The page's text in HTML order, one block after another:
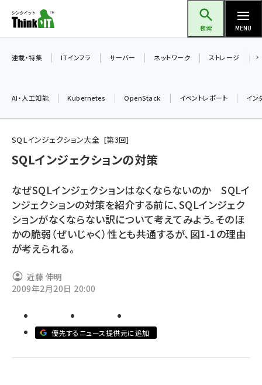
ン
ツ
検索 MENU
加藤銘のチーム貢献～仲間と築いた勝利の絆～ (2352)
北海道をのんびり旅する晴山佳須夫のヒント集！ (2072)
drupal (1984)
genai (1506)
ai crunch (1375)
連載・特集 ITインフラ サーバー ネットワーク ストレージ
AI・人工知能 Kubernetes OpenStack イベントレポート イン
SQLインジェクション大全 第3回
SQLインジェクションの対策
なぜSQLインジェクションはなくならないのか SQLイ
ンジェクションの対策を紹介する前に、SQLインジェク
ションがなくならない訳について考えてみよう。そのほ
かの脆弱（ぜいじゃく）性とも共通するが、図1-1の理由
が考えられる。
近藤 伸明
2009年2月20日 20:00
優先するニュース提供元に追加